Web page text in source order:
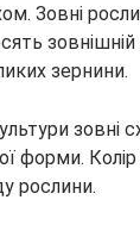
Зовні
зернини.
зовні
форми. Колір
рослини.